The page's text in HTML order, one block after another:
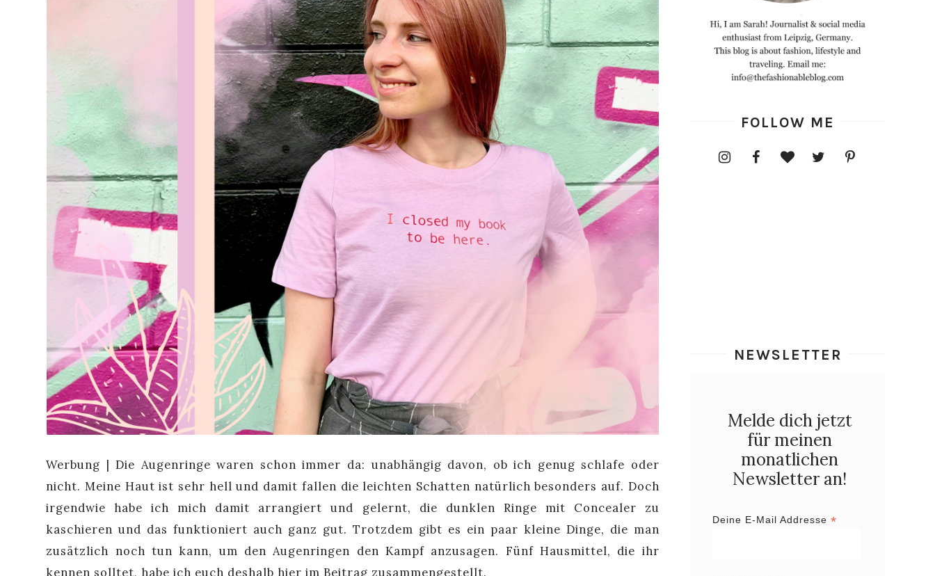
Werbung | Die Augenringe waren schon immer da: unabhängig davon, ob ich genug schlafe oder
nicht. Meine Haut ist sehr hell und damit fallen die leichten Schatten natürlich besonders auf. Doch
irgendwie habe ich mich damit arrangiert und gelernt, die dunklen Ringe mit Concealer zu
kaschieren und das funktioniert auch ganz gut. Trotzdem gibt es ein paar kleine Dinge, die man
zusätzlich noch tun kann, um den Augenringen den Kampf anzusagen. Fünf Hausmittel, die ihr
kennen solltet, habe ich euch deshalb hier im Beitrag zusammengestellt.
FOLLOW ME
NEWSLETTER
Melde dich jetzt
für meinen
monatlichen
Newsletter an!
Deine E-Mail Addresse *